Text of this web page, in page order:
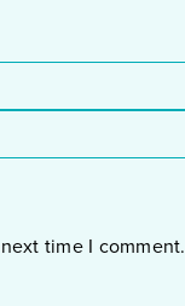
time I comment.